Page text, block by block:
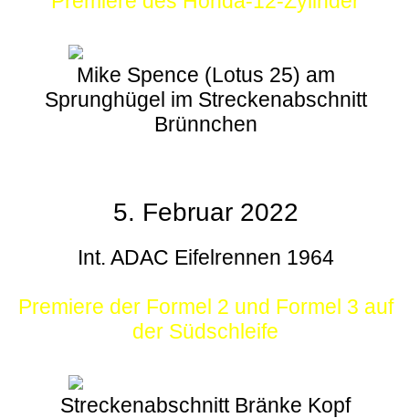
Mike Spence (Lotus 25) am
Sprunghügel im Streckenabschnitt
Brünnchen
5. Februar 2022
Int. ADAC Eifelrennen 1964
Premiere der Formel 2 und Formel 3 auf
der Südschleife
Streckenabschnitt Bränke Kopf